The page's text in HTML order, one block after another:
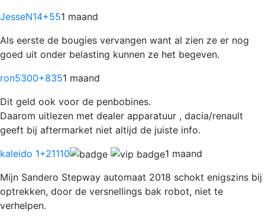
JesseN14+551 maand
Als eerste de bougies vervangen want al zien ze er nog
goed uit onder belasting kunnen ze het begeven.
ron5300+8351 maand
Dit geld ook voor de penbobines.
Daarom uitlezen met dealer apparatuur , dacia/renault
geeft bij aftermarket niet altijd de juiste info.
kaleido 1+21110
1 maand
Mijn Sandero Stepway automaat 2018 schokt enigszins bij
optrekken, door de versnellings bak robot, niet te
verhelpen.